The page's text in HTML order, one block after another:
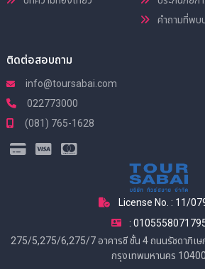
คำถามที่พบ
ติดต่อสอบถาม
info@toursabai.com
022773000
(081) 765-1628
License No. : 11/
:
275/5,275/6,275/7 อาคารซี ชั้น 4 ถนนรัชดาภิเ
กรุงเทพมหานคร 10400